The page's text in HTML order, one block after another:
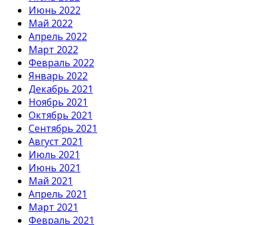
Июнь 2022
Май 2022
Апрель 2022
Март 2022
Февраль 2022
Январь 2022
Декабрь 2021
Ноябрь 2021
Октябрь 2021
Сентябрь 2021
Август 2021
Июль 2021
Июнь 2021
Май 2021
Апрель 2021
Март 2021
Февраль 2021